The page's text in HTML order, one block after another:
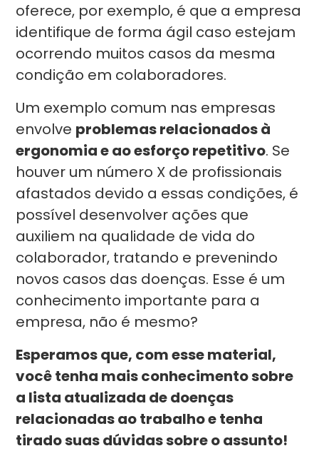
oferece, por exemplo, é que a empresa
identifique de forma ágil caso estejam
ocorrendo muitos casos da mesma
condição em colaboradores.
Um exemplo comum nas empresas
envolve problemas relacionados à
ergonomia e ao esforço repetitivo. Se
houver um número X de profissionais
afastados devido a essas condições, é
possível desenvolver ações que
auxiliem na qualidade de vida do
colaborador, tratando e prevenindo
novos casos das doenças. Esse é um
conhecimento importante para a
empresa, não é mesmo?
Esperamos que, com esse material,
você tenha mais conhecimento sobre
a lista atualizada de doenças
relacionadas ao trabalho e tenha
tirado suas dúvidas sobre o assunto!